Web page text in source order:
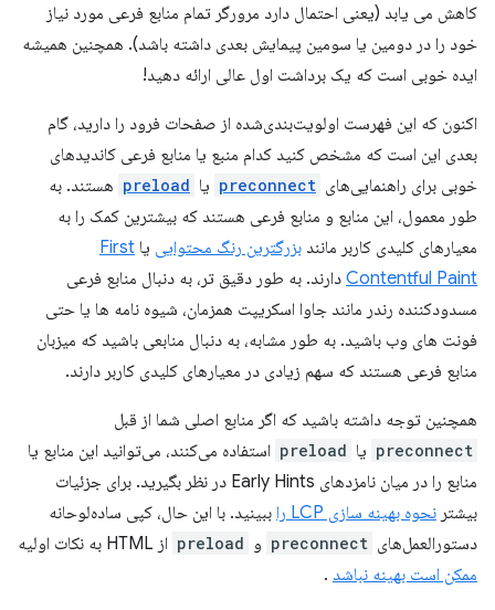
کاهش می یابد (یعنی احتمال دارد مرورگر تمام منابع فرعی مورد نیاز
خود را در دومین یا سومین پیمایش بعدی داشته باشد). همچنین همیشه
ایده خوبی است که یک برداشت اول عالی ارائه دهید!
اکنون که این فهرست اولویت‌بندی‌شده از صفحات فرود را دارید، گام
بعدی این است که مشخص کنید کدام منبع یا منابع فرعی کاندیدهای
خوبی برای راهنمایی‌های preconnect یا preload هستند. به
طور معمول، این منابع و منابع فرعی هستند که بیشترین کمک را به
معیارهای کلیدی کاربر مانند بزرگترین رنگ محتوایی یا First
Contentful Paint دارند. به طور دقیق تر، به دنبال منابع فرعی
مسدودکننده رندر مانند جاوا اسکریپت همزمان، شیوه نامه ها یا حتی
فونت های وب باشید. به طور مشابه، به دنبال منابعی باشید که میزبان
منابع فرعی هستند که سهم زیادی در معیارهای کلیدی کاربر دارند.
همچنین توجه داشته باشید که اگر منابع اصلی شما از قبل
preconnect یا preload استفاده می‌کنند، می‌توانید این منابع یا
منابع را در میان نامزدهای Early Hints در نظر بگیرید. برای جزئیات
بیشتر نحوه بهینه سازی LCP را
ببینید. با این حال، کپی ساده‌لوحانه
دستورالعمل‌های preconnect و preload از HTML به نکات اولیه
ممکن است بهینه نباشد .